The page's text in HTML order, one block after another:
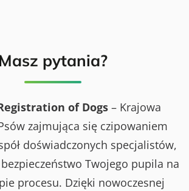
Masz pytania?
of Dogs– Krajowa
zajmująca się czipowaniem
doświadczonych specjalistów,
Twojego pupila na
procesu. Dzięki nowoczesnej